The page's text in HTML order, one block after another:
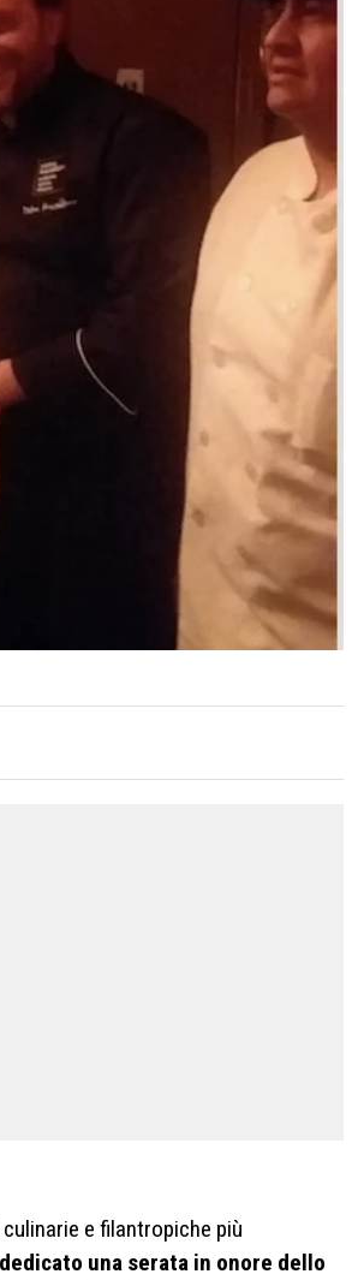
e filantropiche più
una serata in onore dello